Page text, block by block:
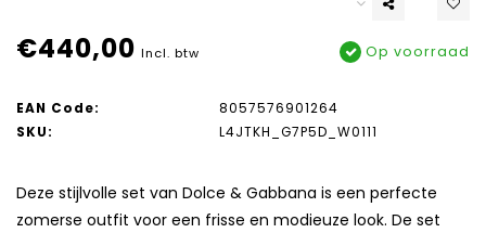
€440,00 Incl. btw Op voorraad
EAN Code:
8057576901264
SKU:
L4JTKH_G7P5D_W0111
Deze stijlvolle set van Dolce & Gabbana is een perfecte
zomerse outfit voor een frisse en modieuze look. De set